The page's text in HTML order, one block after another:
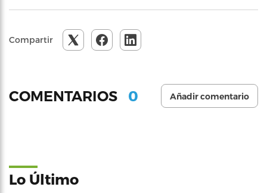
Compartir
COMENTARIOS 0 Añadir comentario
Lo Último